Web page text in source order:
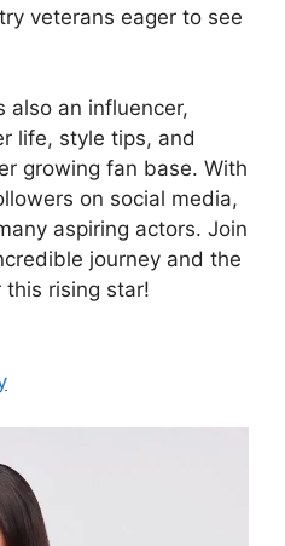
veterans eager to see
also an influencer,
life, style tips, and
growing fan base. With
on social media,
aspiring actors. Join
journey and the
rising star!